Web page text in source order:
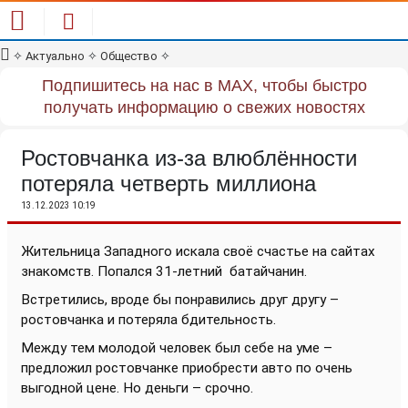
✧ Актуально ✧ Общество ✧
Подпишитесь на нас в MAX, чтобы быстро
получать информацию о свежих новостях
Ростовчанка из-за влюблённости
потеряла четверть миллиона
13.12.2023 10:19
Жительница Западного искала своё счастье на сайтах
знакомств. Попался 31-летний батайчанин.
Встретились, вроде бы понравились друг другу –
ростовчанка и потеряла бдительность.
Между тем молодой человек был себе на уме –
предложил ростовчанке приобрести авто по очень
выгодной цене. Но деньги – срочно.